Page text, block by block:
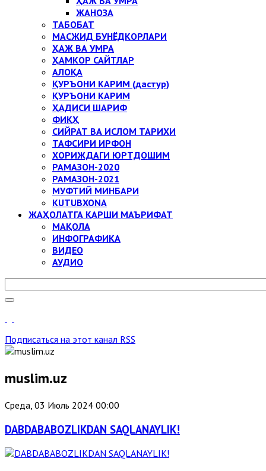
ЖАНОЗА
ТАБОБАТ
МАСЖИД БУНЁДКОРЛАРИ
ҲАЖ ВА УМРА
ҲАМКОР САЙТЛАР
АЛОҚА
ҚУРЪОНИ КАРИМ (дастур)
ҚУРЪОНИ КАРИМ
ҲАДИСИ ШАРИФ
ФИҚҲ
СИЙРАТ ВА ИСЛОМ ТАРИХИ
ТАФСИРИ ИРФОН
ХОРИЖДАГИ ЮРТДОШИМ
РАМАЗОН-2020
РАМАЗОН-2021
МУФТИЙ МИНБАРИ
KUTUBXONA
ЖАҲОЛАТГА ҚАРШИ МАЪРИФАТ
МАҚОЛА
ИНФОГРАФИКА
ВИДЕО
АУДИО
Подписаться на этот канал RSS
muslim.uz
Среда, 03 Июль 2024 00:00
DABDABABOZLIKDAN SAQLANAYLIK!